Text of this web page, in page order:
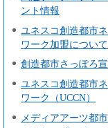
ント情報
ユネスコ創造都市
ワーク加盟について
創造都市さっぽろ
ユネスコ創造都市
ワーク（UCCN）
メディアアーツ都